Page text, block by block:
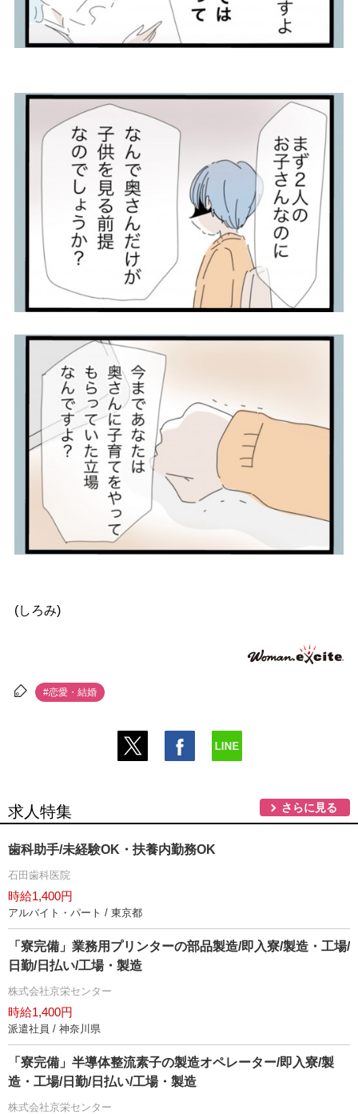
(しろみ)
#恋愛・結婚
求人特集 さらに見る
歯科助手/未経験OK・扶養内勤務OK
石田歯科医院
時給1,400円
アルバイト・パート / 東京都
「寮完備」業務用プリンターの部品製造/即入寮/製造・工場/
日勤/日払い/工場・製造
株式会社京栄センター
時給1,400円
派遣社員 / 神奈川県
「寮完備」半導体整流素子の製造オペレーター/即入寮/製
造・工場/日勤/日払い/工場・製造
株式会社京栄センター